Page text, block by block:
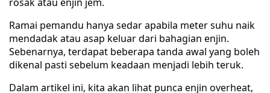
Ramai pemandu hanya sedar apabila meter suhu naik
mendadak atau asap keluar dari bahagian enjin.
Sebenarnya, terdapat beberapa tanda awal yang boleh
dikenal pasti sebelum keadaan menjadi lebih teruk.
Dalam artikel ini, kita akan lihat punca enjin overheat,